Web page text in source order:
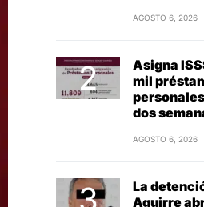
AGOSTO 6, 2026
Asigna
mil
dos
AGOSTO 6, 2026
La
Aguirre